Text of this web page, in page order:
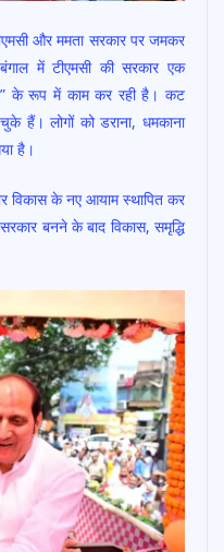
और ममता सरकार पर जमकर
में टीएमसी की सरकार एक
के रूप में काम कर रही है। कट
हैं। लोगों को डराना, धमकाना
है।
विकास के नए आयाम स्थापित कर
बनने के बाद विकास, समृद्धि